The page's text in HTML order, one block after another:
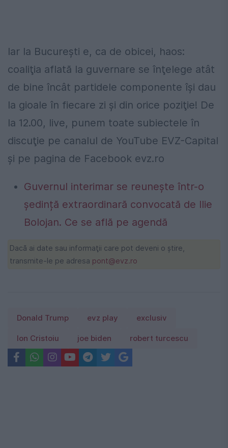
Iar la Bucureşti e, ca de obicei, haos:
coaliţia aflată la guvernare se înţelege atât
de bine încât partidele componente îşi dau
la gioale în fiecare zi şi din orice poziţie! De
la 12.00, live, punem toate subiectele în
discuţie pe canalul de YouTube EVZ-Capital
şi pe pagina de Facebook evz.ro
Guvernul interimar se reunește într-o
ședință extraordinară convocată de Ilie
Bolojan. Ce se află pe agendă
Dacă ai date sau informaţii care pot deveni o ştire,
transmite-le pe adresa pont@evz.ro
Donald Trump evz play exclusiv
Ion Cristoiu joe biden robert turcescu